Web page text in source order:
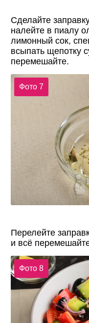
Сделайте
налейте в пиалу
лимонный сок,
всыпать щепотку
перемешайте.
Фото 7
Перелейте
и всё
Фото 8